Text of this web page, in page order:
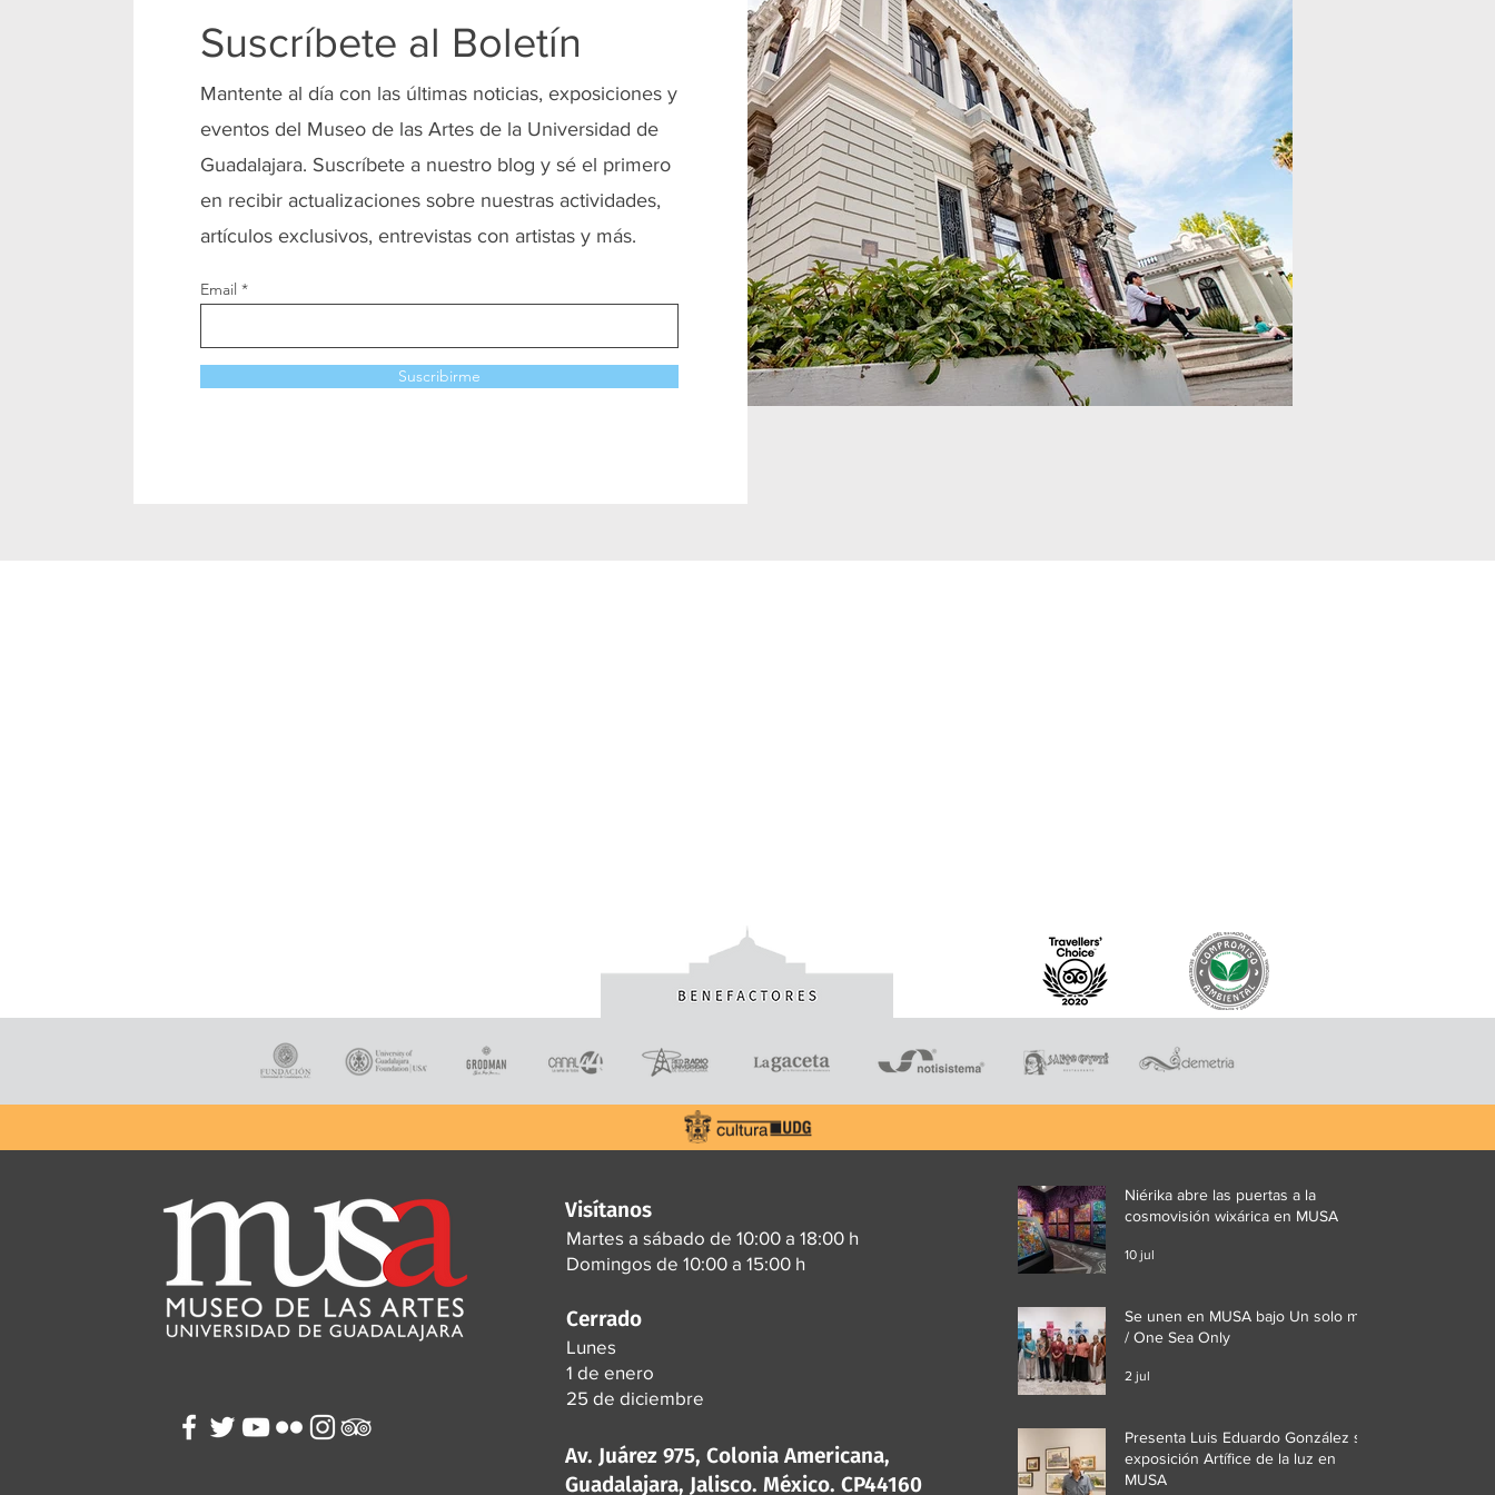
Suscríbete al Boletín
Mantente al día con las últimas noticias, exposiciones y
eventos del Museo de las Artes de la Universidad de
Guadalajara. Suscríbete a nuestro blog y sé el primero
en recibir actualizaciones sobre nuestras actividades,
artículos exclusivos, entrevistas con artistas y más.
Email
Suscribirme
Visítanos
Martes a sábado de 10:00 a 18:00 h
Domingos de 10:00 a 15:00 h
Cerrado
Lunes
1 de enero
25 de diciembre
Av. Juárez 975, Colonia Americana,
Guadalajara, Jalisco. México. CP44160
Niérika abre las puertas a la
cosmovisión wixárica en MUSA
10 jul
Se unen en MUSA bajo Un solo mar
/ One Sea Only
2 jul
Presenta Luis Eduardo González su
exposición Artífice de la luz en
MUSA